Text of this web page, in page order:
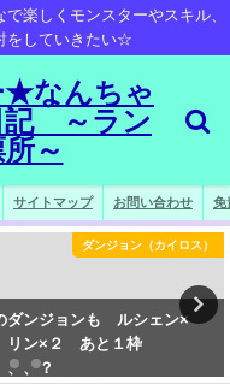
楽しくモンスターやスキル、
をしていきたい☆
★なんちゃ
記 ～ラン
～
サイトマップ お問い合わせ 免
ダンジョン（カイロス）
ダンジョンも ルシェン×
ン×２ あと１枠
、、？